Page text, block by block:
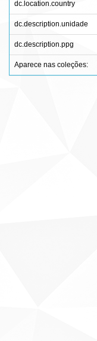
dc.location.country
dc.description.unidade
dc.description.ppg
Aparece nas coleções: